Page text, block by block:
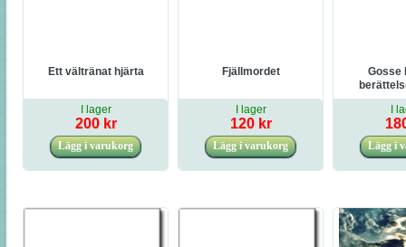
Ett vältränat hjärta
I lager
200 kr
Fjällmordet
I lager
120 kr
Gosse
stulen
I